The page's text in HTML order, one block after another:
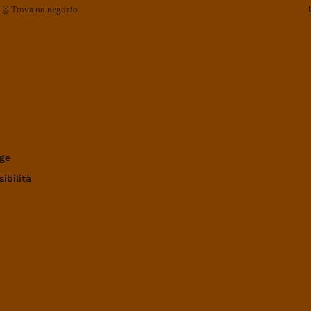
Trova un negozio